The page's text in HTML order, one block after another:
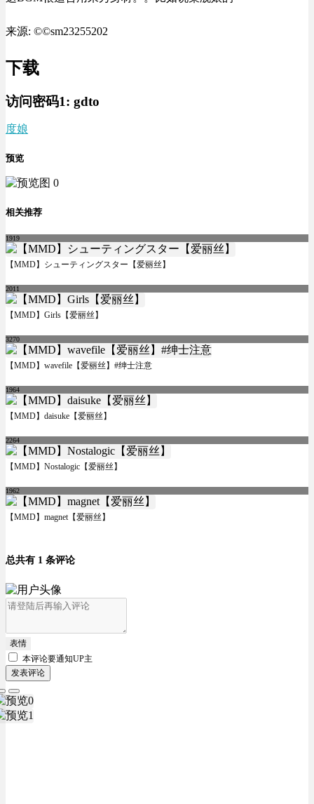
来源: ©©sm23255202
下载
访问密码1: gdto
度娘
预览
相关推荐
1919
【MMD】シューティングスター【爱丽丝】
2011
【MMD】Girls【爱丽丝】
3270
【MMD】wavefile【爱丽丝】#绅士注意
1964
【MMD】daisuke【爱丽丝】
2264
【MMD】Nostalogic【爱丽丝】
1962
【MMD】magnet【爱丽丝】
总共有 1 条评论
表情
本评论要通知UP主
发表评论